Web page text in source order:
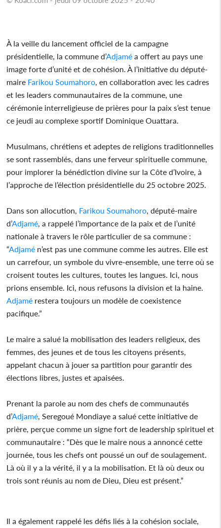
À la veille du lancement officiel de la campagne
présidentielle, la commune d’Adjamé a offert au pays une
image forte d’unité et de cohésion. À l’initiative du député-
maire Farikou Soumahoro, en collaboration avec les cadres
et les leaders communautaires de la commune, une
cérémonie interreligieuse de prières pour la paix s’est tenue
ce jeudi au complexe sportif Dominique Ouattara.
Musulmans, chrétiens et adeptes de religions traditionnelles
se sont rassemblés, dans une ferveur spirituelle commune,
pour implorer la bénédiction divine sur la Côte d’Ivoire, à
l’approche de l’élection présidentielle du 25 octobre 2025.
Dans son allocution, Farikou Soumahoro, député-maire
d’Adjamé, a rappelé l’importance de la paix et de l’unité
nationale à travers le rôle particulier de sa commune :
“Adjamé n’est pas une commune comme les autres. Elle est
un carrefour, un symbole du vivre-ensemble, une terre où se
croisent toutes les cultures, toutes les langues. Ici, nous
prions ensemble. Ici, nous refusons la division et la haine.
Adjamé restera toujours un modèle de coexistence
pacifique.”
Le maire a salué la mobilisation des leaders religieux, des
femmes, des jeunes et de tous les citoyens présents,
appelant chacun à jouer sa partition pour garantir des
élections libres, justes et apaisées.
Prenant la parole au nom des chefs de communautés
d’Adjamé, Seregoué Mondiaye a salué cette initiative de
prière, perçue comme un signe fort de leadership spirituel et
communautaire : “Dès que le maire nous a annoncé cette
journée, tous les chefs ont poussé un ouf de soulagement.
Là où il y a la vérité, il y a la mobilisation. Et là où deux ou
trois sont réunis au nom de Dieu, Dieu est présent.”
Il a également rappelé les défis liés à la cohésion sociale,